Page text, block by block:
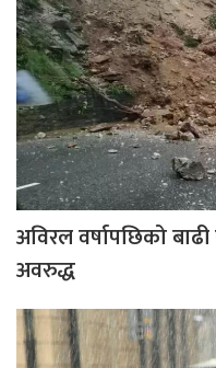
अविरल वर्षापछिको
अवरुद्ध